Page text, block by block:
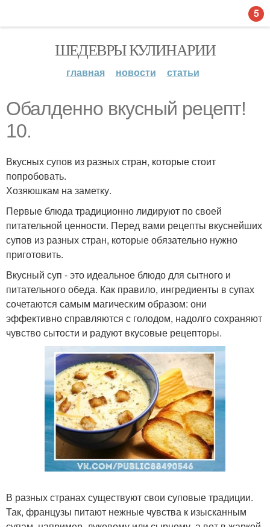
ШЕДЕВРЫ КУЛИНАРИИ
главная новости статьи
Обалденно вкусный рецепт!
10.
Вкусных супов из разных стран, которые стоит
попробовать.
Хозяюшкам на заметку.
Первые блюда традиционно лидируют по своей
питательной ценности. Перед вами рецепты вкуснейших
супов из разных стран, которые обязательно нужно
приготовить.
Вкусный суп - это идеальное блюдо для сытного и
питательного обеда. Как правило, ингредиенты в супах
сочетаются самым магическим образом: они
эффективно справляются с голодом, надолго сохраняют
чувство сытости и радуют вкусовые рецепторы.
В разных странах существуют свои суповые традиции.
Так, французы питают нежные чувства к изысканным
5